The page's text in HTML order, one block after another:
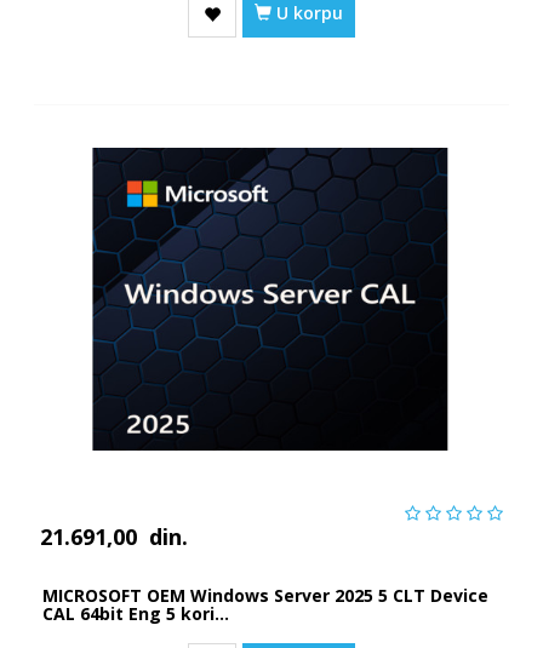
U korpu
21.691,00 din.
MICROSOFT OEM Windows Server 2025 5 CLT Device
CAL 64bit Eng 5 kori...